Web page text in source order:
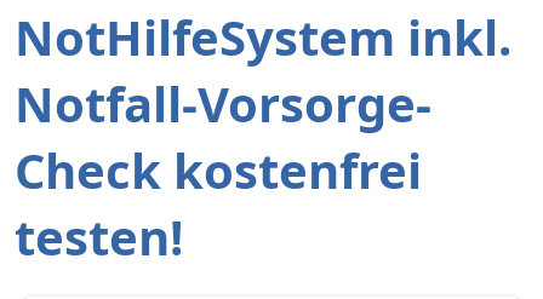
NotHilfeSystem inkl.
Notfall-Vorsorge-
Check kostenfrei
testen!